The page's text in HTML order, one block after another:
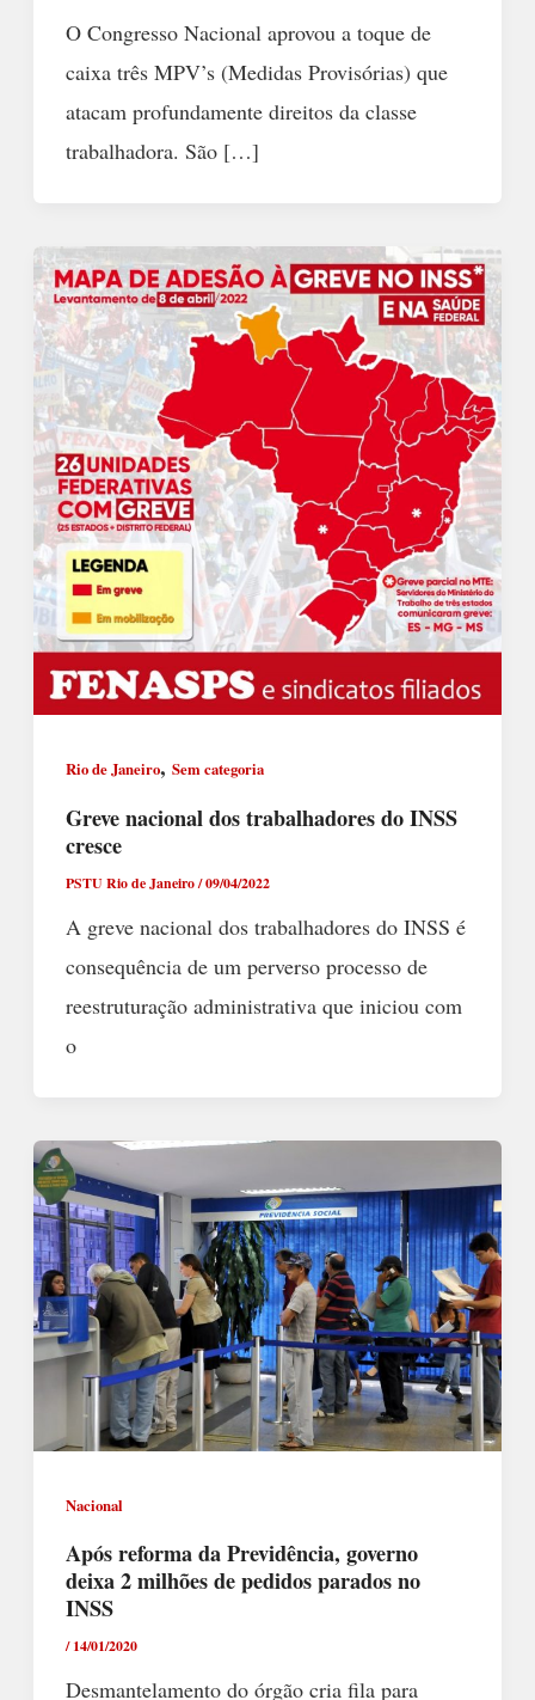
O Congresso Nacional aprovou a toque de
caixa três MPV’s (Medidas Provisórias) que
atacam profundamente direitos da classe
trabalhadora. São […]
Rio de Janeiro, Sem categoria
Greve nacional dos trabalhadores do INSS
cresce
PSTU Rio de Janeiro/09/04/2022
A greve nacional dos trabalhadores do INSS é
consequência de um perverso processo de
reestruturação administrativa que iniciou com
o
Nacional
Após reforma da Previdência, governo
deixa 2 milhões de pedidos parados no
INSS
/14/01/2020
Desmantelamento do órgão cria fila para